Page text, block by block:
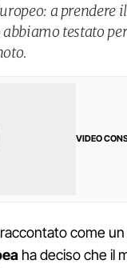
a prendere
testato
VIDEO
come
ha deciso che il